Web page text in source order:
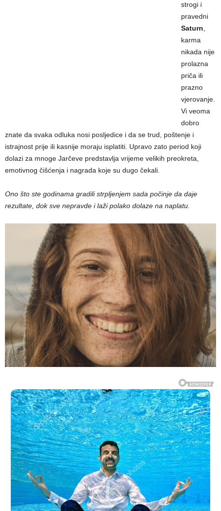
strogi i
pravedni
Saturn,
karma
nikada nije
prolazna
priča ili
prazno
vjerovanje.
Vi veoma
dobro
znate da svaka odluka nosi posljedice i da se trud, poštenje i
istrajnost prije ili kasnije moraju isplatiti. Upravo zato period koji
dolazi za mnoge Jarčeve predstavlja vrijeme velikih preokreta,
emotivnog čišćenja i nagrada koje su dugo čekali.
Ono što ste godinama gradili strpljenjem sada počinje da daje
rezultate, dok sve nepravde i laži polako dolaze na naplatu.